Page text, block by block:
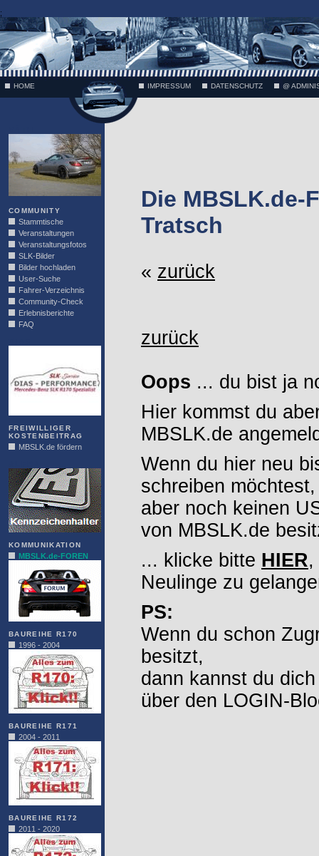
;
HOME IMPRESSUM DATENSCHUTZ @
COMMUNITY
Stammtische
Veranstaltungen
Veranstaltungsfotos
SLK-Bilder
Bilder hochladen
User-Suche
Fahrer-Verzeichnis
Community-Check
Erlebnisberichte
FAQ
FREIWILLIGER
KOSTENBEITRAG
MBSLK.de fördern
KOMMUNIKATION
MBSLK.de-FOREN
BAUREIHE R170
1996 - 2004
BAUREIHE R171
2004 - 2011
BAUREIHE R172
2011 - 2020
Die MBSLK.de-
Tratsch
« zurück
zurück
Oops ... du bist ja
Hier kommst du
MBSLK.de
Wenn du hier neu
schreiben möchtest,
aber noch keinen
von MBSLK.de
... klicke bitte HIER,
Neulinge zu
PS:
Wenn du schon
besitzt,
dann kannst du
über den LOGIN-